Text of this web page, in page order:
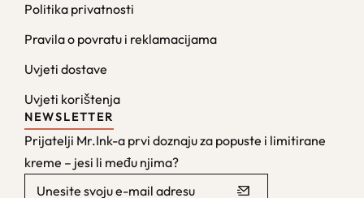
Politika privatnosti
Pravila o povratu i reklamacijama
Uvjeti dostave
Uvjeti korištenja
NEWSLETTER
Prijatelji Mr.Ink-a prvi doznaju za popuste i limitirane
kreme – jesi li među njima?